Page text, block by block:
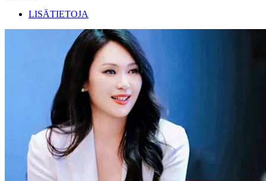
LISÄTIETOJA